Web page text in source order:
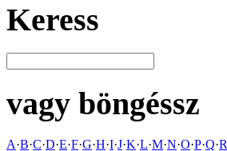
Keress
vagy böngéssz
A·B·C·D·E·F·G·H·I·J·K·L·M·N·O·P·Q·R